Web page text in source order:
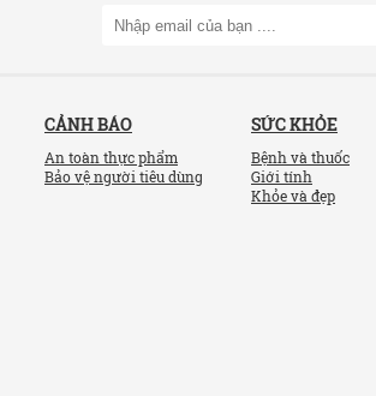
CẢNH BÁO
An toàn thực phẩm
Bảo vệ người tiêu dùng
SỨC KHỎE
Bệnh và thuốc
Giới tính
Khỏe và đẹp